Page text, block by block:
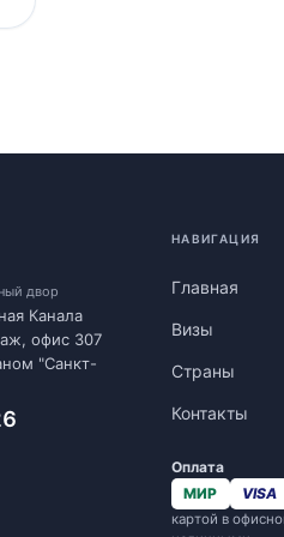
двор
Канала
офис 307
"Санкт-
НАВИГАЦИЯ
Главная
Визы
Страны
Контакты
Оплата
МИР
VISA
картой в